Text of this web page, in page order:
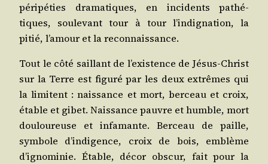
péri­pé­ties dra­ma­tiques, en inci­dents pathé­
tiques, sou­le­vant tour à tour l’indignation, la
pitié, l’amour et la reconnaissance.
Tout le côté saillant de l’existence de Jésus-Christ
sur la Terre est figu­ré par les deux extrêmes qui
la limitent : nais­sance et mort, ber­ceau et croix,
étable et gibet. Nais­sance pauvre et humble, mort
dou­lou­reuse et infa­mante. Ber­ceau de paille,
sym­bole d’indigence, croix de bois, emblème
d’ignominie. Étable, décor obs­cur, fait pour la